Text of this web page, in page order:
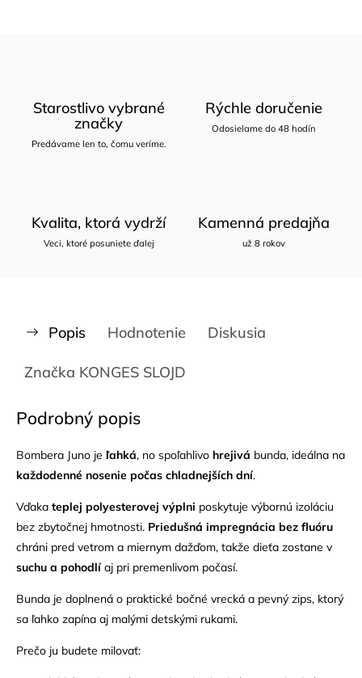
Starostlivo vybrané
značky
Predávame len to, čomu veríme.
Rýchle doručenie
Odosielame do 48 hodín
Kvalita, ktorá vydrží
Veci, ktoré posuniete ďalej
Kamenná predajňa
už 8 rokov
Popis Hodnotenie Diskusia
Značka KONGES SLOJD
Podrobný popis
Bombera Juno je ľahká, no spoľahlivo hrejivá bunda, ideálna na
každodenné nosenie počas chladnejších dní.
Vďaka teplej polyesterovej výplni poskytuje výbornú izoláciu
bez zbytočnej hmotnosti. Priedušná impregnácia bez fluóru
chráni pred vetrom a miernym dažďom, takže dieťa zostane v
suchu a pohodlíaj pri premenlivom počasí.
Bunda je doplnená o praktické bočné vrecká a pevný zips, ktorý
sa ľahko zapína aj malými detskými rukami.
Prečo ju budete milovať: